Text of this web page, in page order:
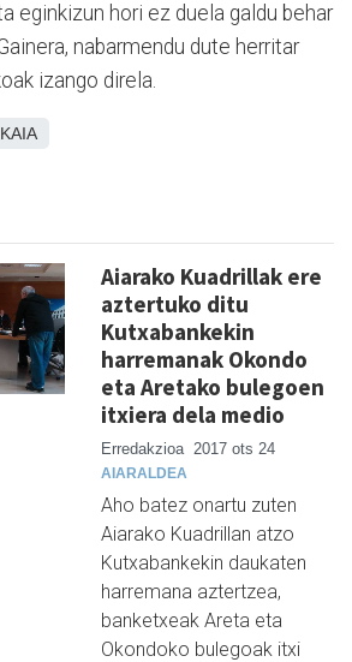
eginkizun hori ez duela galdu behar
nabarmendu dute herritar
izango direla.
Aiarako Kuadrillak ere
aztertuko ditu
Kutxabankekin
harremanak Okondo
eta Aretako bulegoen
itxiera dela medio
Erredakzioa 2017 ots 24
AIARALDEA
Aho batez onartu zuten
Aiarako Kuadrillan atzo
Kutxabankekin daukaten
harremana aztertzea,
banketxeak Areta eta
Okondoko bulegoak itxi